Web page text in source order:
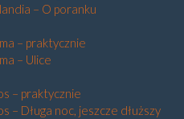
– O poranku
– praktycznie
– Ulice
– praktycznie
– Długa noc, jeszcze dłuższy